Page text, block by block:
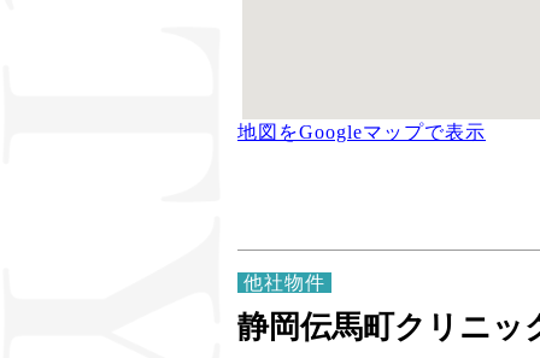
地図をGoogleマップで表示
他社物件
静岡伝馬町クリニッ